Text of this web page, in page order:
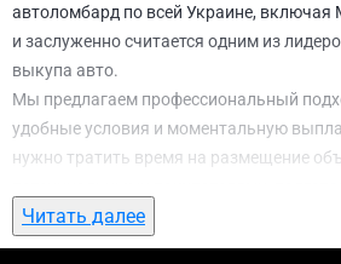
автоломбард по всей Украине, включая
и заслуженно считается одним из
выкупа авто.
Мы предлагаем профессиональный
удобные условия и моментальную
нужно тратить время на размещение
ожидание. С нами вы можете
Киеввсего за 1 день.
Читать далее